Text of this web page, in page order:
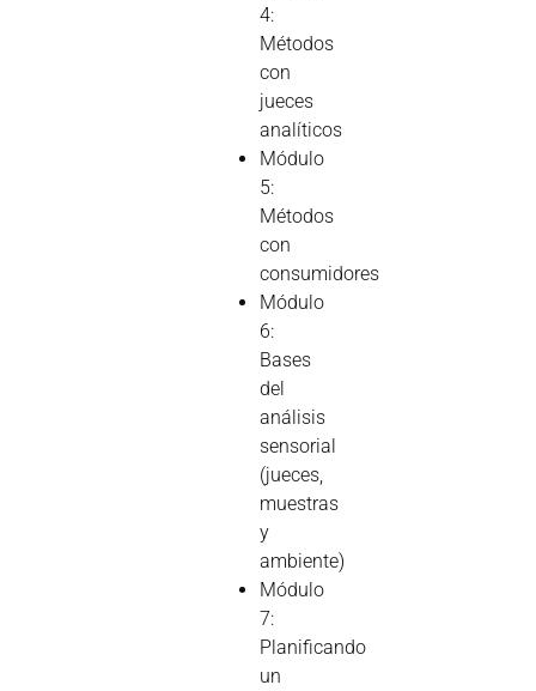
4:
Métodos
con
jueces
analíticos
Módulo
5:
Métodos
con
consumidores
Módulo
6:
Bases
del
análisis
sensorial
(jueces,
muestras
y
ambiente)
Módulo
7:
Planificando
un